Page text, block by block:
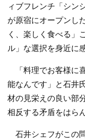
ィブフレンチ「シン
が原宿にオープンし
く、楽しく食べる」
ル」な選択を身近に
「料理でお客様に
能なんです」と石井
材の見栄えの良い部
相反する矛盾をはら
石井シェフがこの